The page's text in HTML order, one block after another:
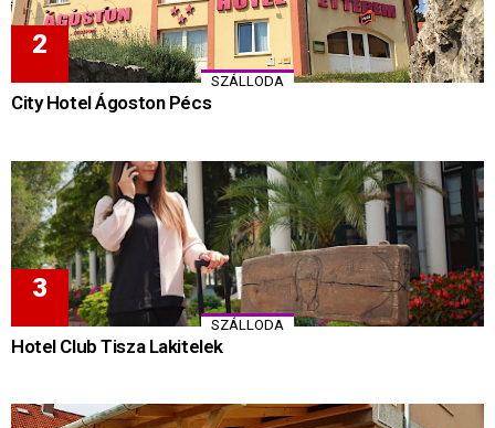
SZÁLLODA
City Hotel Ágoston Pécs
SZÁLLODA
Hotel Club Tisza Lakitelek